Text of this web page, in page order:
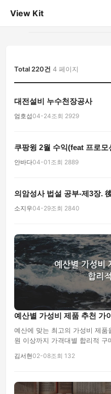
View Kit
게시판
Total 220건 4 페이지
대전설비 누수천장공사
엄호섭04-24조회 2929
쿠팡윙 2월 수익(feat 프로모
안바다04-01 조회 2889
의암성사 법설 공부-제3장.
소지우04-29조회 2840
예산별 가성비 제품 추천 가
예산에 맞는 최고의 가성비 제
원 이상까지 가격대별 합리적 구
김서현02-08조회 132